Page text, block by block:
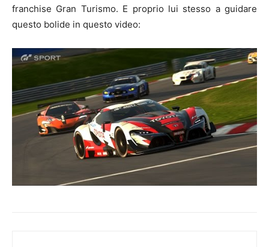
franchise Gran Turismo. E proprio lui stesso a guidare
questo bolide in questo video: